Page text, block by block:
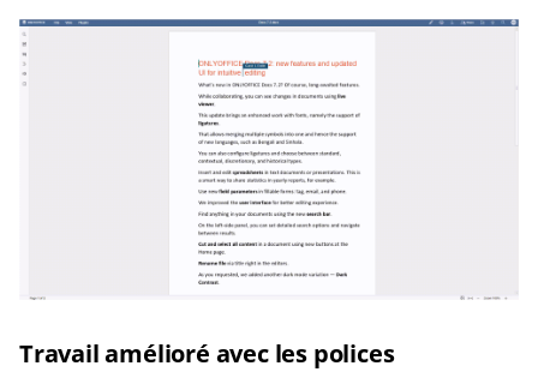
Travail amélioré avec les polices